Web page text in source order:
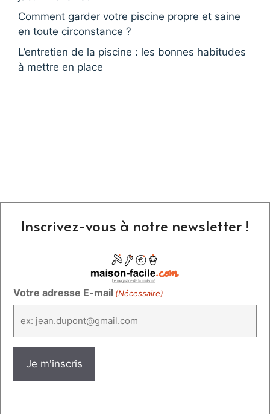
Comment garder votre piscine propre et saine
en toute circonstance ?
L’entretien de la piscine : les bonnes habitudes
à mettre en place
Inscrivez-vous à notre newsletter !
Votre adresse E-mail (Nécessaire)